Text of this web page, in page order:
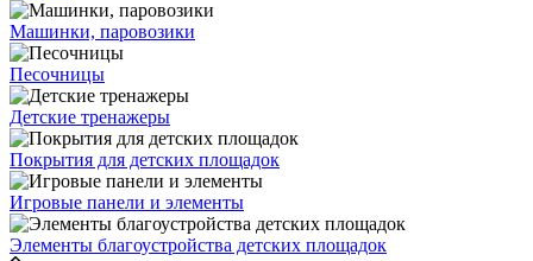
Машинки, паровозики
Песочницы
Детские тренажеры
Покрытия для детских площадок
Игровые панели и элементы
Элементы благоустройства детских площадок